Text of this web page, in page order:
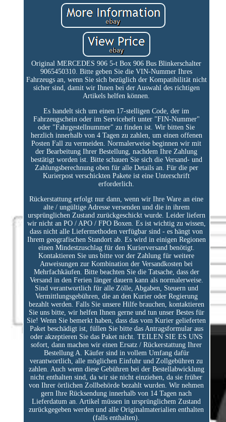
Original MERCEDES 906 5-t Box 906 Bus Blinkerschalter
9065450310. Bitte geben Sie die VIN-Nummer Ihres
Fahrzeugs an, wenn Sie sich bezüglich der Kompatibilität nicht
sicher sind, damit wir Ihnen bei der Auswahl des richtigen
Artikels helfen können.
Es handelt sich um einen 17-stelligen Code, der im
Fahrzeugschein oder im Serviceheft unter "FIN-Nummer"
oder "Fahrgestellnummer" zu finden ist. Wir bitten Sie
herzlich innerhalb von 4 Tagen zu zahlen, um einen offenen
Posten Fall zu vermeiden. Normalerweise beginnen wir mit
der Bearbeitung Ihrer Bestellung, nachdem Ihre Zahlung
bestätigt worden ist. Bitte schauen Sie sich die Versand- und
Zahlungsberechnung oben für alle Details an. Für die per
Kurierpost verschickten Pakete ist eine Unterschrift
erforderlich.
Rückerstattung erfolgt nur dann, wenn wir Ihre Ware an eine
alte / ungültige Adresse versenden und die in ihrem
ursprünglichen Zustand zurückgeschickt wurde. Leider liefern
wir nicht an PO / APO / FPO Boxen. Es ist wichtig zu wissen,
dass nicht alle Liefermethoden verfügbar sind - es hängt von
Ihrem geografischen Standort ab. Es wird in einigen Regionen
einen Mindestzuschlag für den Kurierversand benötigt.
Kontaktieren Sie uns bitte vor der Zahlung für weitere
Anweisungen zur Kombination der Versandkosten bei
Mehrfachkäufen. Bitte beachten Sie die Tatsache, dass der
Versand in den Ferien länger dauern kann als normalerweise.
Sind verantwortlich für alle Zölle, Abgaben, Steuern und
Vermittlungsgebühren, die an den Kurier oder Regierung
bezahlt werden. Falls Sie unsere Hilfe brauchen, kontaktieren
Sie uns bitte, wir helfen Ihnen gerne und tun unser Bestes für
Sie! Wenn Sie bemerkt haben, dass das vom Kurier gelieferten
Paket beschädigt ist, füllen Sie bitte das Antragsformular aus
oder akzeptieren Sie das Paket nicht. TEILEN SIE ES UNS
sofort, dann machen wir einen Ersatz / Rückerstattung Ihrer
Bestellung A. Käufer sind in vollem Umfang dafür
verantwortlich, alle möglichen Einfuhr und Zollgebühren zu
zahlen. Auch wenn diese Gebühren bei der Bestellabwicklung
nicht enthalten sind, da wir sie nicht einziehen, da sie früher
von Ihrer örtlichen Zollbehörde bezahlt wurden. Wir nehmen
gern Ihre Rücksendung innerhalb von 14 Tagen nach
Lieferdatum an. Artikel müssen in ursprünglichem Zustand
zurückgegeben werden und alle Originalmaterialien enthalten
(falls enthalten).